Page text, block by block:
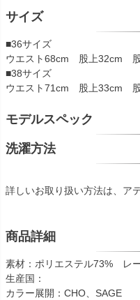
サイズ
■36サイズ
ウエスト68cm 股上32cm
■38サイズ
ウエスト71cm 股上33cm
モデルスペック
洗濯方法
詳しいお取り扱い方法は、ア
商品詳細
素材：ポリエステル73% レ
生産国：
カラー展開：CHO、SAGE